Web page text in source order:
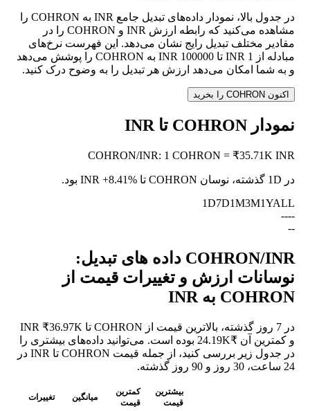
در جدول بالا، نمودار داده‌های تبدیل جامع INR به COHRON را
مشاهده می‌کنید که رابطه ارزش INR و COHRON را در
مقادیر مختلف تبدیل رایج نشان می‌دهد. این فهرست نرخ‌های
مبادله از 1 INR تا 100000 INR به COHRON را پوشش می‌دهد
و به شما امکان می‌دهد ارزش هر تبدیل را به وضوح درک کنید.
اکنون COHRON را بخرید
نمودار COHRON تا INR
COHRON/INR: 1 COHRON = ₹35.71K INR
در 1D گذشته، نوسان COHRON تا INR +8.41%
بود.
1D7D1M3M1YALL
--
--
--
COHRON/INR داده های تبدیل:
نوسانات ارزش و تغییرات قیمت از
COHRON به INR
در 7 روز گذشته، بالاترین قیمت از COHRON تا INR ₹36.97K
و کمترین آن ₹24.19K بوده است. می‌توانید داده‌های بیشتری را
در جدول زیر بررسی کنید، از جمله قیمت COHRON تا INR در
24 ساعت، 30 روز و 90 روز گذشته.
بیشترین
قیمت
کمترین
قیمت
میانگین
تغییرات